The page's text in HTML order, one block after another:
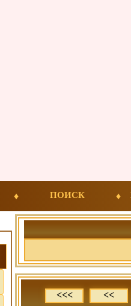
ПОИСК
<<< <<